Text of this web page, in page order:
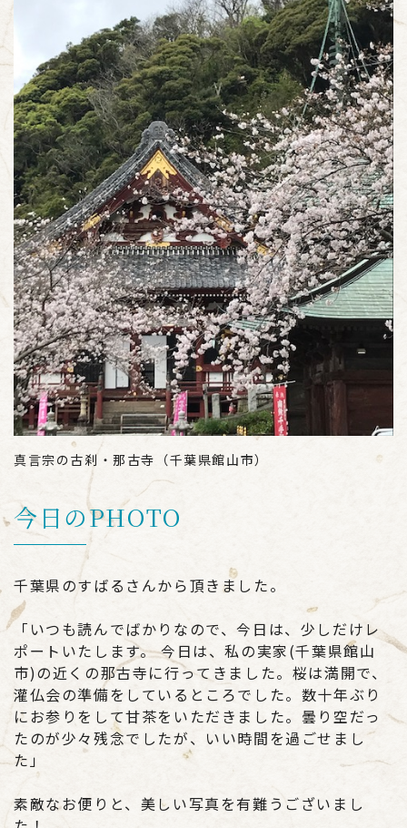
真言宗の古刹・那古寺（千葉県館山市）
今日のPHOTO
千葉県のすばるさんから頂きました。
「いつも読んでばかりなので、今日は、少しだけレ
ポートいたします。 今日は、私の実家(千葉県館山
市)の近くの那古寺に行ってきました。桜は満開で、
灌仏会の準備をしているところでした。数十年ぶり
にお参りをして甘茶をいただきました。曇り空だっ
たのが少々残念でしたが、いい時間を過ごせまし
た」
素敵なお便りと、美しい写真を有難うございまし